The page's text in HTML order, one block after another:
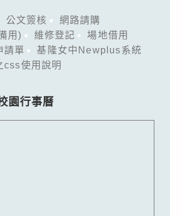
公文簽核
網路請購
用)
維修登記
場地借用
請單
基隆女中Newplus系統
css使用說明
園行事曆